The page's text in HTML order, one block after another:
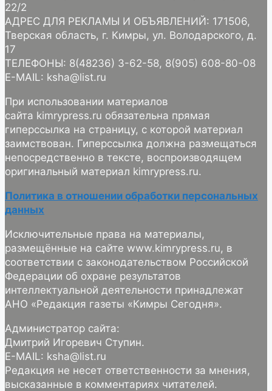
22/2
АДРЕС ДЛЯ РЕКЛАМЫ И ОБЪЯВЛЕНИЙ: 171506,
Тверская область, г. Кимры, ул. Володарского, д.
17
ТЕЛЕФОНЫ: 8(48236) 3-62-58, 8(905) 608-80-08
E-MAIL: ksha@list.ru
При использовании материалов
сайта kimrypress.ru обязательна прямая
гиперссылка на страницу, с которой материал
заимствован. Гиперссылка должна размещаться
непосредственно в тексте, воспроизводящем
оригинальный материал kimrypress.ru.
Политика в отношении обработки персональных
данных
Исключительные права на материалы,
размещённые на сайте www.kimrypress.ru, в
соответствии с законодательством Российской
Федерации об охране результатов
интеллектуальной деятельности принадлежат
АНО «Редакция газеты «Кимры Сегодня».
Администратор сайта:
Дмитрий Игоревич Ступин.
E-MAIL: ksha@list.ru
Редакция не несет ответственности за мнения,
высказанные в комментариях читателей.